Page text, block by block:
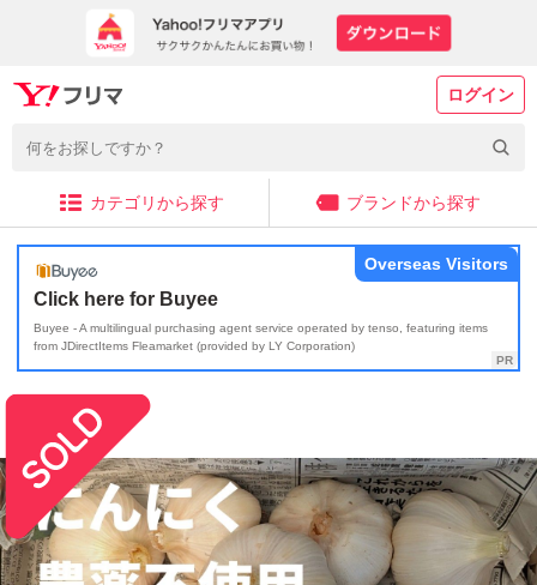
ログイン
カテゴリから探す ブランドから探す
Click here for Buyee
Buyee - A multilingual purchasing agent service operated by tenso, featuring items
from JDirectItems Fleamarket (provided by LY Corporation)
Overseas Visitors